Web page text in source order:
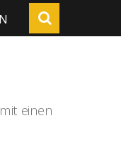
einen